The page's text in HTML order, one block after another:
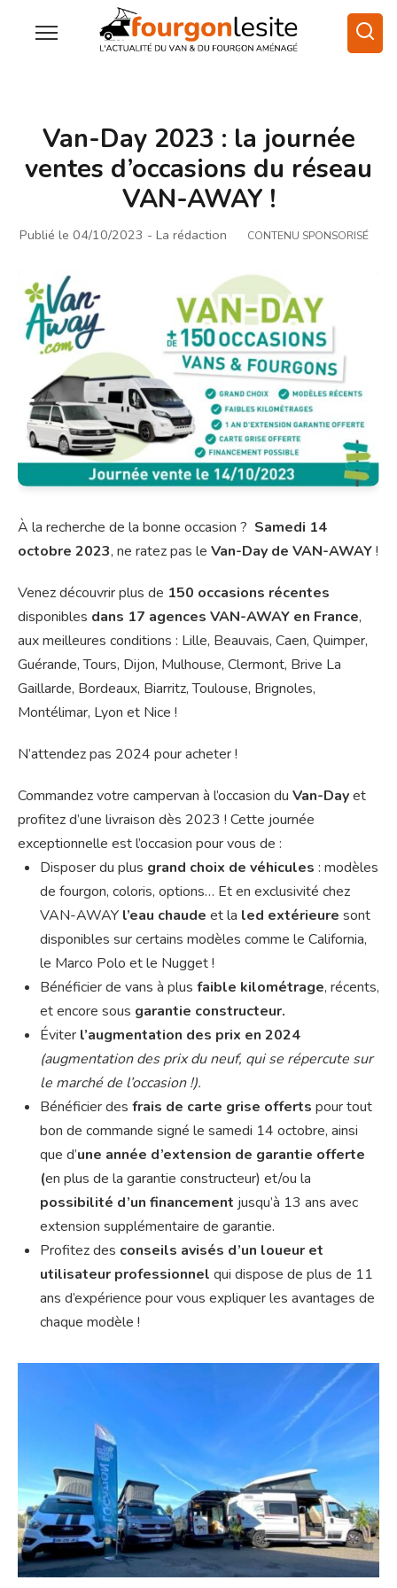
Van-Day 2023 : la journée
ventes d’occasions du réseau
VAN-AWAY !
Publié le 04/10/2023 - La rédaction CONTENU SPONSORISÉ
À la recherche de la bonne occasion ? Samedi 14
octobre 2023, ne ratez pas le Van-Day de VAN-AWAY!
Venez découvrir plus de 150 occasions récentes
disponibles dans 17 agences VAN-AWAY en France,
aux meilleures conditions : Lille, Beauvais, Caen, Quimper,
Guérande, Tours, Dijon, Mulhouse, Clermont, Brive La
Gaillarde, Bordeaux, Biarritz, Toulouse, Brignoles,
Montélimar, Lyon et Nice !
N’attendez pas 2024 pour acheter !
Commandez votre campervan à l’occasion du Van-Dayet
profitez d’une livraison dès 2023 ! Cette journée
exceptionnelle est l’occasion pour vous de :
Disposer du plus grand choix de véhicules : modèles
de fourgon, coloris, options… Et en exclusivité chez
VAN-AWAY l’eau chaude et la led extérieure sont
disponibles sur certains modèles comme le California,
le Marco Polo et le Nugget !
Bénéficier de vans à plus faible kilométrage, récents,
et encore sous garantie constructeur.
Éviter l’augmentation des prix en 2024
(augmentation des prix du neuf, qui se répercute sur
le marché de l’occasion !).
Bénéficier des frais de carte grise offerts pour tout
bon de commande signé le samedi 14 octobre, ainsi
que d’une année d’extension de garantie offerte
(en plus de la garantie constructeur) et/ou la
possibilité d’un financement jusqu’à 13 ans avec
extension supplémentaire de garantie.
Profitez des conseils avisés d’un loueur et
utilisateur professionnel qui dispose de plus de 11
ans d’expérience pour vous expliquer les avantages de
chaque modèle !